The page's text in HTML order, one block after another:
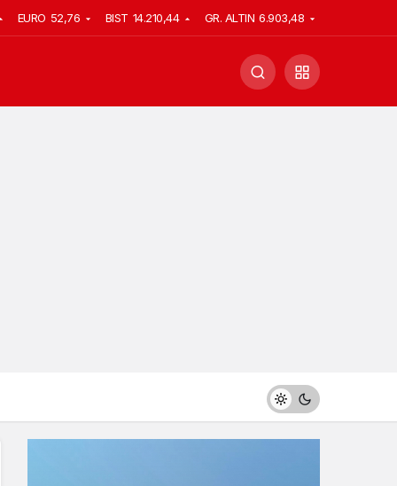
EURO 52,76 BIST 14.210,44 GR. ALTIN 6.903,48